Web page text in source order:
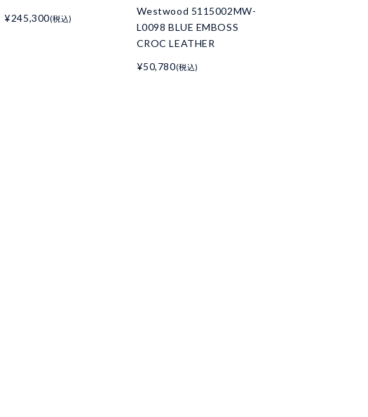
¥245,300(税込)
Westwood 5115002MW-
L0098 BLUE EMBOSS
CROC LEATHER
¥50,780(税込)